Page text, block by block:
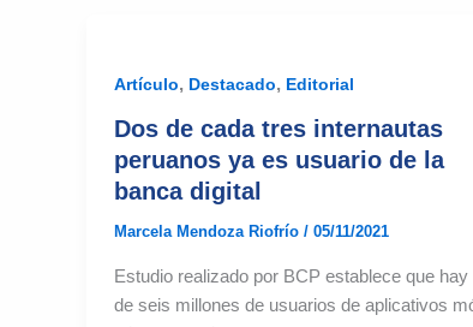
Artículo, Destacado, Editorial
Dos de cada tres internautas
peruanos ya es usuario de la
banca digital
Marcela Mendoza Riofrío / 05/11/2021
Estudio realizado por BCP establece que hay
de seis millones de usuarios de aplicativos